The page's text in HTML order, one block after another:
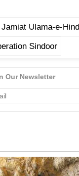
Jamiat Ulama-e-Hind
Sindoor